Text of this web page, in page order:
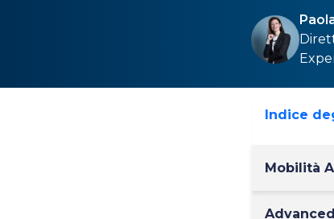
Indice
Mobilità